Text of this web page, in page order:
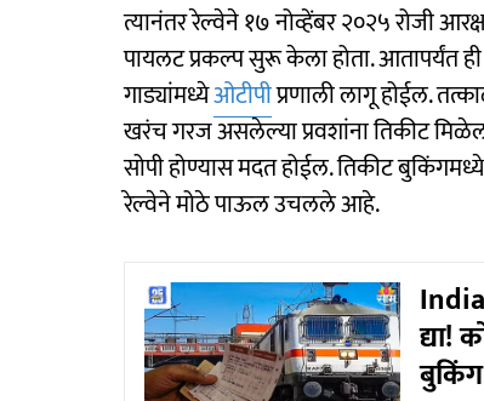
त्यानंतर रेल्वेने १७ नोव्हेंबर २०२५ रोजी
पायलट प्रकल्प सुरू केला होता. आतापर्यंत
गाड्यांमध्येओटीपीप्रणाली लागू होईल.
खरंच गरज असलेल्या प्रवशांना तिकीट
सोपी होण्यास मदत होईल. तिकीट
रेल्वेने मोठे पाऊल उचलले आहे.
द्या!